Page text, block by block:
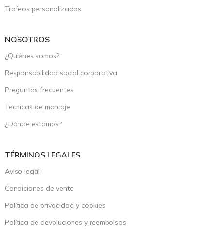
Trofeos personalizados
NOSOTROS
¿Quiénes somos?
Responsabilidad social corporativa
Preguntas frecuentes
Técnicas de marcaje
¿Dónde estamos?
TÉRMINOS LEGALES
Aviso legal
Condiciones de venta
Política de privacidad y cookies
Política de devoluciones y reembolsos